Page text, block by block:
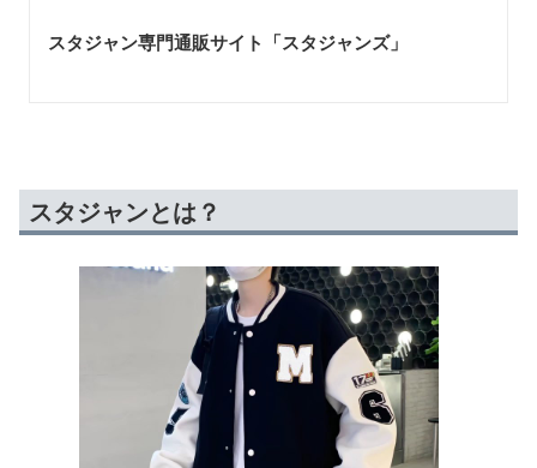
スタジャン専門通販サイト「スタジャンズ」
スタジャンとは？